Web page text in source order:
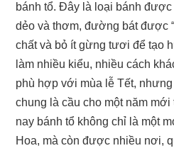
bánh tổ. Đây là loại bánh
dẻo và thơm, đường bát được
chất và bỏ ít gừng tươi để tạo
làm nhiều kiểu, nhiều cách
phù hợp với mùa lễ Tết,
chung là cầu cho một năm
nay bánh tổ không chỉ là một
Hoa, mà còn được nhiều nơi,